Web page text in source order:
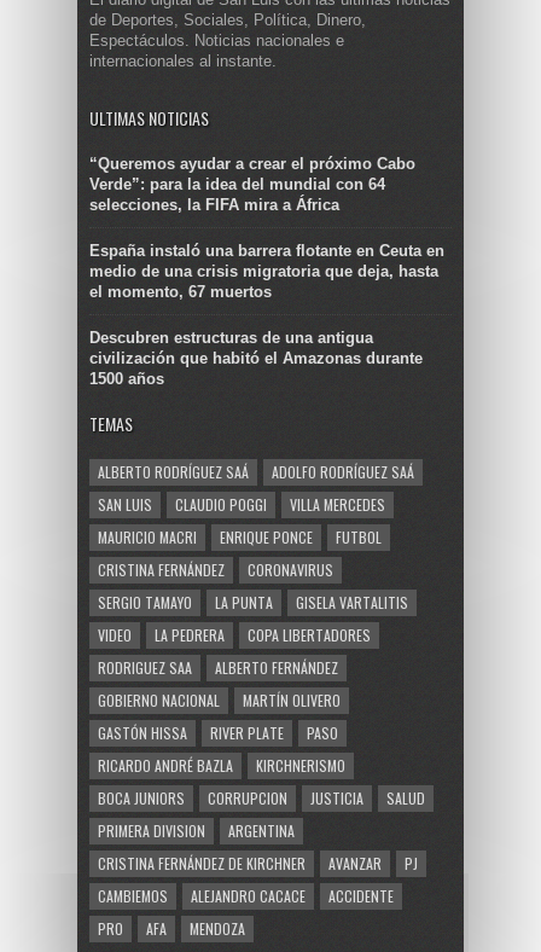
de Deportes, Sociales, Política, Dinero,
Espectáculos. Noticias nacionales e
internacionales al instante.
ULTIMAS NOTICIAS
“Queremos ayudar a crear el próximo Cabo
Verde”: para la idea del mundial con 64
selecciones, la FIFA mira a África
España instaló una barrera flotante en Ceuta en
medio de una crisis migratoria que deja, hasta
el momento, 67 muertos
Descubren estructuras de una antigua
civilización que habitó el Amazonas durante
1500 años
TEMAS
ALBERTO RODRÍGUEZ SAÁ
ADOLFO RODRÍGUEZ SAÁ
SAN LUIS
CLAUDIO POGGI
VILLA MERCEDES
MAURICIO MACRI
ENRIQUE PONCE
FUTBOL
CRISTINA FERNÁNDEZ
CORONAVIRUS
SERGIO TAMAYO
LA PUNTA
GISELA VARTALITIS
VIDEO
LA PEDRERA
COPA LIBERTADORES
RODRIGUEZ SAA
ALBERTO FERNÁNDEZ
GOBIERNO NACIONAL
MARTÍN OLIVERO
GASTÓN HISSA
RIVER PLATE
PASO
RICARDO ANDRÉ BAZLA
KIRCHNERISMO
BOCA JUNIORS
CORRUPCION JUSTICIA
SALUD
PRIMERA DIVISION
ARGENTINA
CRISTINA FERNÁNDEZ DE KIRCHNER
AVANZAR
PJ
CAMBIEMOS
ALEJANDRO CACACE
ACCIDENTE
PRO
AFA MENDOZA